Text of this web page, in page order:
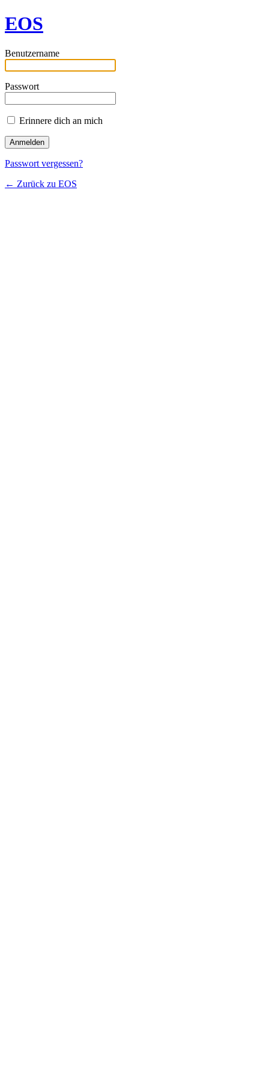
EOS
Benutzername
Passwort
Erinnere dich an mich
Passwort vergessen?
← Zurück zu EOS